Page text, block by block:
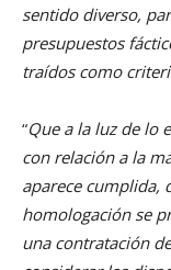
sentido diverso,
presupuestos
traídos como
“Que a la luz de lo
con relación a la
aparece cumplida,
homologación se
una contratación